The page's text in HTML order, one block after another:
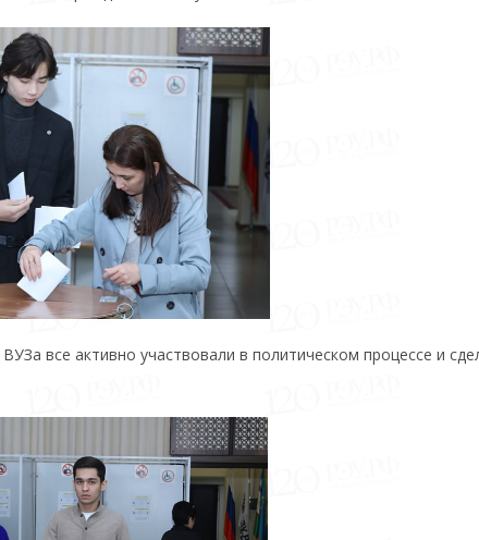
все активно участвовали в политическом процессе и